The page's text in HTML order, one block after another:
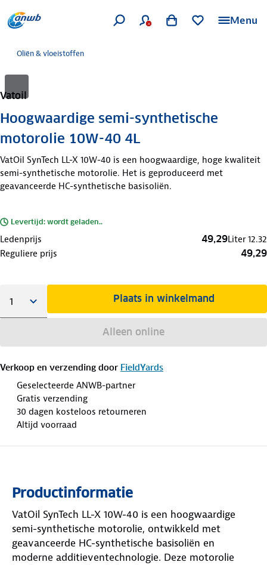
Menu
Oliën & vloeistoffen
Vatoil
Hoogwaardige semi-synthetische
motorolie 10W-40 4L
VatOil SynTech LL-X 10W-40 is een hoogwaardige, hoge kwaliteit
semi-synthetische motorolie. Het is geproduceerd met
geavanceerde HC-synthetische basisoliën.
Levertijd: wordt geladen..
Ledenprijs 49,29Liter 12.32
Reguliere prijs
49,29
Plaats in winkelmand
Alleen online
Verkoop en verzending door FieldYards
Geselecteerde ANWB-partner
Gratis verzending
30 dagen kosteloos retourneren
Altijd voorraad
Productinformatie
VatOil SynTech LL-X 10W-40 is een hoogwaardige
semi-synthetische motorolie, ontwikkeld met
geavanceerde HC-synthetische basisoliën en
moderne additieventechnologie. Deze motorolie